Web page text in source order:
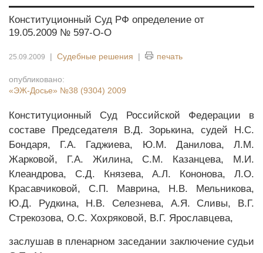
Конституционный Суд РФ определение от
19.05.2009 № 597-О-О
25.09.2009 | Судебные решения | печать
опубликовано:
«ЭЖ-Досье» №38 (9304) 2009
Конституционный Суд Российской Федерации в
составе Председателя В.Д. Зорькина, судей Н.С.
Бондаря, Г.А. Гаджиева, Ю.М. Данилова, Л.М.
Жарковой, Г.А. Жилина, С.М. Казанцева, М.И.
Клеандрова, С.Д. Князева, А.Л. Кононова, Л.О.
Красавчиковой, С.П. Маврина, Н.В. Мельникова,
Ю.Д. Рудкина, Н.В. Селезнева, А.Я. Сливы, В.Г.
Стрекозова, О.С. Хохряковой, В.Г. Ярославцева,
заслушав в пленарном заседании заключение судьи